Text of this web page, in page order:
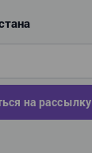
на рассылку